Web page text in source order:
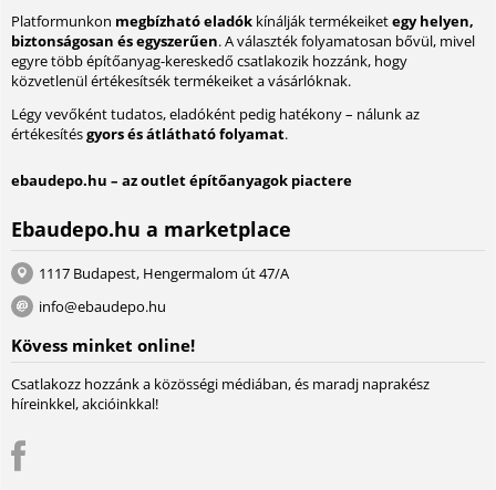
Platformunkon megbízható eladók kínálják termékeiketegy helyen,
biztonságosan és egyszerűen. A választék folyamatosan bővül, mivel
egyre több építőanyag-kereskedő csatlakozik hozzánk, hogy
közvetlenül értékesítsék termékeiket a vásárlóknak.
Légy vevőként tudatos, eladóként pedig hatékony – nálunk az
értékesítésgyors és átlátható folyamat.
ebaudepo.hu – az outlet építőanyagok piactere
Ebaudepo.hu a marketplace
1117 Budapest, Hengermalom út 47/A
info@ebaudepo.hu
Kövess minket online!
Csatlakozz hozzánk a közösségi médiában, és maradj naprakész
híreinkkel, akcióinkkal!